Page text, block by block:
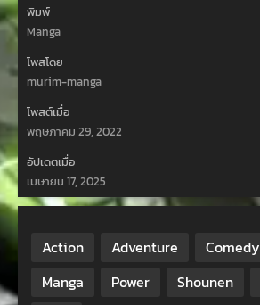
พิมพ์
Manga
โพสโดย
murim-manga
โพสต์เมื่อ
พฤษภาคม 29, 2022
อัปเดตเมื่อ
เมษายน 17, 2025
Action Adventure Comedy
Manga
Power Shounen